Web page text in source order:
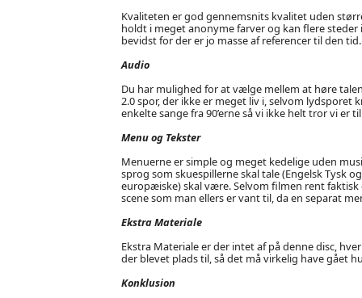
Kvaliteten er god gennemsnits kvalitet uden
holdt i meget anonyme farver og kan flere
bevidst for der er jo masse af referencer til den
Audio
Du har mulighed for at vælge mellem at høre
2.0 spor, der ikke er meget liv i, selvom lydsporet
enkelte sange fra 90’erne så vi ikke helt tror vi er
Menu og Tekster
Menuerne er simple og meget kedelige uden
sprog som skuespillerne skal tale (Engelsk Tysk
europæiske) skal være. Selvom filmen rent
scene som man ellers er vant til, da en separat
Ekstra Materiale
Ekstra Materiale er der intet af på denne disc,
der blevet plads til, så det må virkelig have gået
Konklusion